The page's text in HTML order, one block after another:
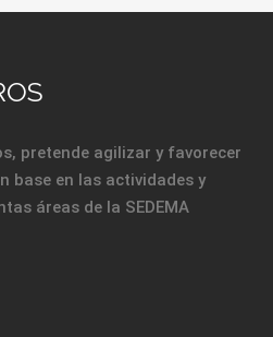
pretende agilizar y favorecer
base en las actividades y
áreas de la SEDEMA